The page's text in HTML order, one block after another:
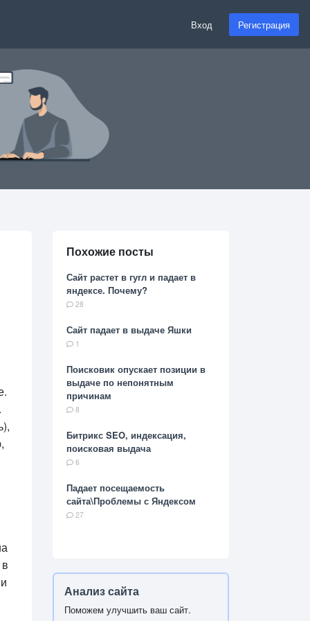
Вход Регистрация
Похожие посты
Сайт растет в гугл и падает в
яндексе. Почему?
28
Сайт падает в выдаче Яшки
1
Поисковик опускает позиции в
выдаче по непонятным
причинам
8
Битрикс SEO, индексация,
поисковая выдача
6
Падает посещаемость
сайта\Проблемы с Яндексом
27
Анализ сайта
Поможем улучшить ваш сайт.